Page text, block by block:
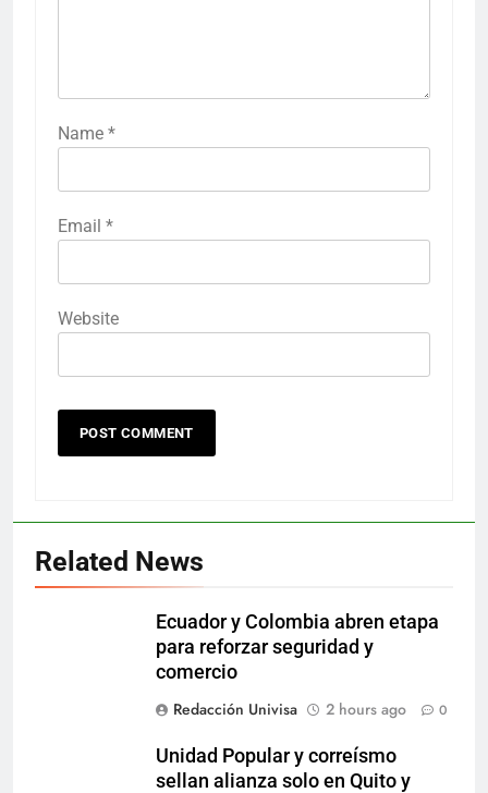
Name *
Email *
Website
Related News
Ecuador y Colombia abren etapa
para reforzar seguridad y
comercio
Redacción Univisa
2 hours ago 0
Unidad Popular y correísmo
sellan alianza solo en Quito y